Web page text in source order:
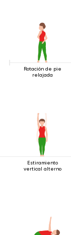
Rotación de pie
relajada
Estiramiento
vertical alterno